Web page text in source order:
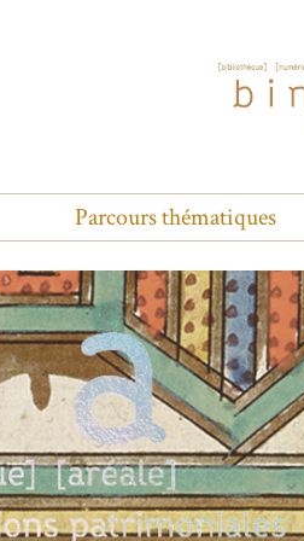
Parcours thématiques